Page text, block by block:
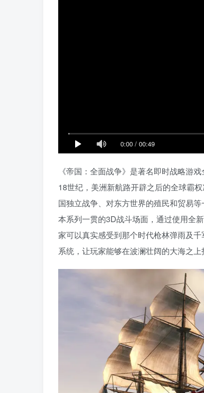
0:00 / 00:49
《帝国：全面战争》是著名即时战略游
18世纪，美洲新航路开辟之后的全球霸
国独立战争、对东方世界的殖民和贸易
本系列一贯的3D战斗场面，通过使用全
家可以真实感受到那个时代枪林弹雨及
系统，让玩家能够在波澜壮阔的大海之